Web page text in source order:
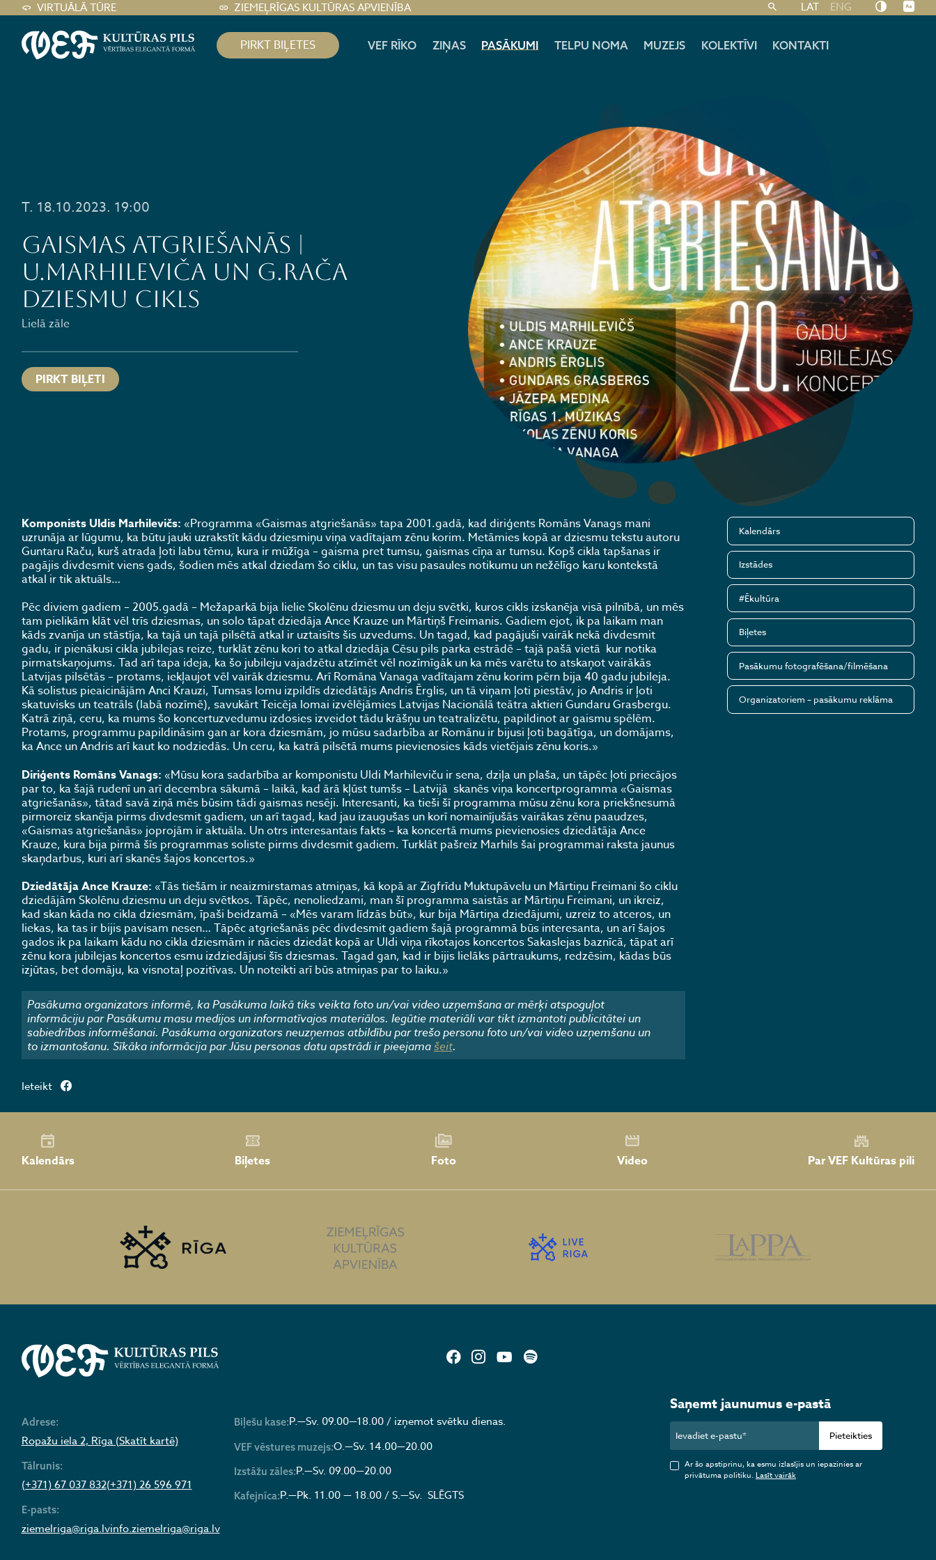
VIRTUĀLĀ TŪRE ZIEMEĻRĪGAS KULTŪRAS APVIENĪBA LAT ENG
PIRKT BIĻETES VEF RĪKO ZIŅAS PASĀKUMI TELPU NOMA MUZEJS KOLEKTĪVI KONTAKTI
T. 18.10.2023. 19:00
GAISMAS ATGRIEŠANĀS |
U.Marhileviča un G.Rača
dziesmu cikls
Lielā zāle
PIRKT BIĻETI
Komponists Uldis Marhilevičs: «Programma «Gaismas atgriešanās» tapa 2001.gadā, kad diriģents Romāns Vanags mani
uzrunāja ar lūgumu, ka būtu jauki uzrakstīt kādu dziesmiņu viņa vadītajam zēnu korim. Metāmies kopā ar dziesmu tekstu autoru
Guntaru Raču, kurš atrada ļoti labu tēmu, kura ir mūžīga – gaisma pret tumsu, gaismas cīņa ar tumsu. Kopš cikla tapšanas ir
pagājis divdesmit viens gads, šodien mēs atkal dziedam šo ciklu, un tas visu pasaules notikumu un nežēlīgo karu kontekstā
atkal ir tik aktuāls…
Pēc diviem gadiem – 2005.gadā – Mežaparkā bija lielie Skolēnu dziesmu un deju svētki, kuros cikls izskanēja visā pilnībā, un mēs
tam pielikām klāt vēl trīs dziesmas, un solo tāpat dziedāja Ance Krauze un Mārtiņš Freimanis. Gadiem ejot, ik pa laikam man
kāds zvanīja un stāstīja, ka tajā un tajā pilsētā atkal ir uztaisīts šis uzvedums. Un tagad, kad pagājuši vairāk nekā divdesmit
gadu, ir pienākusi cikla jubilejas reize, turklāt zēnu kori to atkal dziedāja Cēsu pils parka estrādē – tajā pašā vietā kur notika
pirmatskaņojums. Tad arī tapa ideja, ka šo jubileju vajadzētu atzīmēt vēl nozīmīgāk un ka mēs varētu to atskaņot vairākās
Latvijas pilsētās – protams, iekļaujot vēl vairāk dziesmu. Arī Romāna Vanaga vadītajam zēnu korim pērn bija 40 gadu jubileja.
Kā solistus pieaicinājām Anci Krauzi, Tumsas lomu izpildīs dziedātājs Andris Ērglis, un tā viņam ļoti piestāv, jo Andris ir ļoti
skatuvisks un teatrāls (labā nozīmē), savukārt Teicēja lomai izvēlējāmies Latvijas Nacionālā teātra aktieri Gundaru Grasbergu.
Katrā ziņā, ceru, ka mums šo koncertuzvedumu izdosies izveidot tādu krāšņu un teatralizētu, papildinot ar gaismu spēlēm.
Protams, programmu papildināsim gan ar kora dziesmām, jo mūsu sadarbība ar Romānu ir bijusi ļoti bagātīga, un domājams,
ka Ance un Andris arī kaut ko nodziedās. Un ceru, ka katrā pilsētā mums pievienosies kāds vietējais zēnu koris.»
Diriģents Romāns Vanags: «Mūsu kora sadarbība ar komponistu Uldi Marhileviču ir sena, dziļa un plaša, un tāpēc ļoti priecājos
par to, ka šajā rudenī un arī decembra sākumā – laikā, kad ārā kļūst tumšs – Latvijā skanēs viņa koncertprogramma «Gaismas
atgriešanās», tātad savā ziņā mēs būsim tādi gaismas nesēji. Interesanti, ka tieši šī programma mūsu zēnu kora priekšnesumā
pirmoreiz skanēja pirms divdesmit gadiem, un arī tagad, kad jau izaugušas un korī nomainījušās vairākas zēnu paaudzes,
«Gaismas atgriešanās» joprojām ir aktuāla. Un otrs interesantais fakts – ka koncertā mums pievienosies dziedātāja Ance
Krauze, kura bija pirmā šīs programmas soliste pirms divdesmit gadiem. Turklāt pašreiz Marhils šai programmai raksta jaunus
skaņdarbus, kuri arī skanēs šajos koncertos.»
Dziedātāja Ance Krauze: «Tās tiešām ir neaizmirstamas atmiņas, kā kopā ar Zigfrīdu Muktupāvelu un Mārtiņu Freimani šo ciklu
dziedājām Skolēnu dziesmu un deju svētkos. Tāpēc, nenoliedzami, man šī programma saistās ar Mārtiņu Freimani, un ikreiz,
kad skan kāda no cikla dziesmām, īpaši beidzamā – «Mēs varam līdzās būt», kur bija Mārtiņa dziedājumi, uzreiz to atceros, un
liekas, ka tas ir bijis pavisam nesen… Tāpēc atgriešanās pēc divdesmit gadiem šajā programmā būs interesanta, un arī šajos
gados ik pa laikam kādu no cikla dziesmām ir nācies dziedāt kopā ar Uldi viņa rīkotajos koncertos Sakaslejas baznīcā, tāpat arī
zēnu kora jubilejas koncertos esmu izdziedājusi šīs dziesmas. Tagad gan, kad ir bijis lielāks pārtraukums, redzēsim, kādas būs
izjūtas, bet domāju, ka visnotaļ pozitīvas. Un noteikti arī būs atmiņas par to laiku.»
Pasākuma organizators informē, ka Pasākuma laikā tiks veikta foto un/vai video uzņemšana ar mērķi atspoguļot
informāciju par Pasākumu masu medijos un informatīvajos materiālos. Iegūtie materiāli var tikt izmantoti publicitātei un
sabiedrības informēšanai. Pasākuma organizators neuzņemas atbildību par trešo personu foto un/vai video uzņemšanu un
to izmantošanu. Sīkāka informācija par Jūsu personas datu apstrādi ir pieejamašeit.
Kalendārs
Izstādes
#Ēkultūra
Biļetes
Pasākumu fotografēšana/filmēšana
Organizatoriem – pasākumu reklāma
Ieteikt
Kalendārs Biļetes Foto Video Par VEF Kultūras pili
Adrese:
Ropažu iela 2, Rīga (Skatīt kartē)
Tālrunis:
(+371) 67 037 832(+371) 26 596 971
E-pasts:
ziemelriga@riga.lvinfo.ziemelriga@riga.lv
Biļešu kase:P.—Sv. 09.00—18.00 / izņemot svētku dienas.
VEF vēstures muzejs:O.—Sv. 14.00—20.00
Izstāžu zāles:P.—Sv. 09.00—20.00
Kafejnīca:P.—Pk. 11.00 — 18.00 / S.—Sv. SLĒGTS
Saņemt jaunumus e-pastā
Pieteikties
Ar šo apstiprinu, ka esmu izlasījis un iepazinies ar
privātuma politiku.Lasīt vairāk